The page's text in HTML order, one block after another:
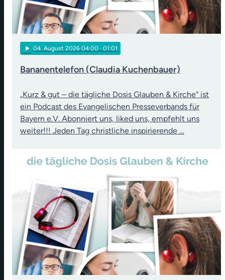
play_arrow 04. August 2026 04:00 · 01:01
Bananentelefon (Claudia Kuchenbauer)
„Kurz & gut – die tägliche Dosis Glauben & Kirche“ ist
ein Podcast des Evangelischen Presseverbands für
Bayern e.V. Abonniert uns, liked uns, empfehlt uns
weiter!!! Jeden Tag christliche inspirierende …